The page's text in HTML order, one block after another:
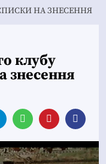
НА ЗНЕСЕННЯ
клубу
знесення